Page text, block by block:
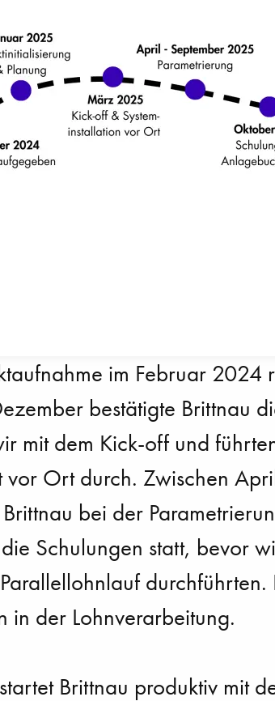
im Februar 2024
bestätigte Brittnau
mit dem Kick-off und
vor Ort durch. Zwischen
bei der
Schulungen statt, bevor
in der Lohnverarbeitung.
Brittnau produktiv mit